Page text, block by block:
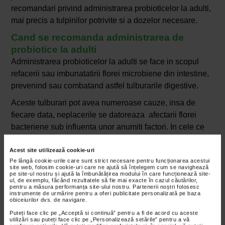
Acest site utilizează cookie-uri
Pe lângă cookie-urile care sunt strict necesare pentru funcționarea acestui
site web, folosim cookie-uri care ne ajută să înțelegem cum se navighează
pe site-ul nostru și ajută la îmbunătățirea modului în care funcționează site-
ul, de exemplu, făcând rezultatele să fie mai exacte în cazul căutărilor,
pentru a măsura performanța site-ului nostru. Partenerii noștri folosesc
instrumente de urmărire pentru a oferi publicitate personalizată pe baza
obiceiurilor dvs. de navigare.
Puteți face clic pe „Acceptă si continuă” pentru a fi de acord cu aceste
utilizări sau puteți face clic pe „Personalizează setările” pentru a vă
recomandari privind administrarea probioticelor la adulti,
mai precis a tulpinilor potrivite si a dozelor necesare.
Cand se recomanda administrarea de
probiotice la adulti
Administrarea probioticelor la adulti se face in scopul
refacerii sau imbunatatirii florei microbiene din intestine,
prevenind sau combatand astfel tulburarile digestive.
Aceste tulburari pot avea numeroase cauze, insa de
fiecare data, neplacerile se datoreaza afectarii florei
bacteriene sub influenta unor anumiti factori. In cele ce
administrarea probioticelor este recomandata si are
efecte garantate.
Tratamentele cu antibiotice
Antibioticele sunt medicamente recomandate in cazul
infectiilor bacteriene, insa, dupa cum am precizat deja,